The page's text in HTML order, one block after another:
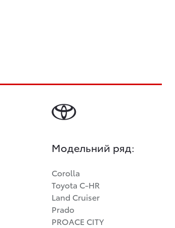
Модельний ряд:
Corolla
Toyota C-HR
Land Cruiser
Prado
PROACE CITY